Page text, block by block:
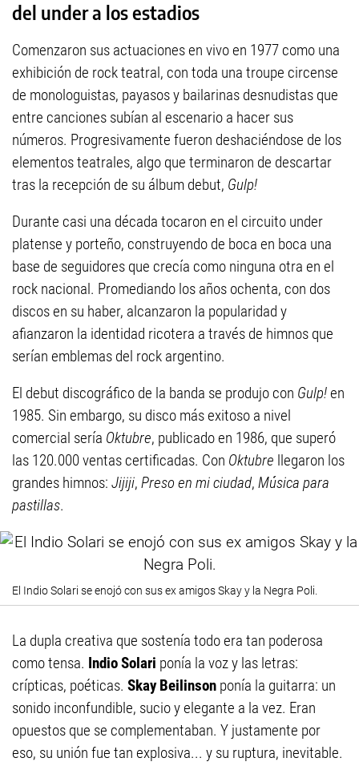
del under a los estadios
Comenzaron sus actuaciones en vivo en 1977 como una
exhibición de rock teatral, con toda una troupe circense
de monologuistas, payasos y bailarinas desnudistas que
entre canciones subían al escenario a hacer sus
números. Progresivamente fueron deshaciéndose de los
elementos teatrales, algo que terminaron de descartar
tras la recepción de su álbum debut, Gulp!
Durante casi una década tocaron en el circuito under
platense y porteño, construyendo de boca en boca una
base de seguidores que crecía como ninguna otra en el
rock nacional. Promediando los años ochenta, con dos
discos en su haber, alcanzaron la popularidad y
afianzaron la identidad ricotera a través de himnos que
serían emblemas del rock argentino.
El debut discográfico de la banda se produjo con Gulp!en
1985. Sin embargo, su disco más exitoso a nivel
comercial sería Oktubre, publicado en 1986, que superó
las 120.000 ventas certificadas. Con Oktubre llegaron los
grandes himnos: Jijiji, Preso en mi ciudad, Música para
pastillas.
El Indio Solari se enojó con sus ex amigos Skay y la Negra Poli.
La dupla creativa que sostenía todo era tan poderosa
como tensa. Indio Solari ponía la voz y las letras:
crípticas, poéticas. Skay Beilinson ponía la guitarra: un
sonido inconfundible, sucio y elegante a la vez. Eran
opuestos que se complementaban. Y justamente por
eso, su unión fue tan explosiva... y su ruptura, inevitable.